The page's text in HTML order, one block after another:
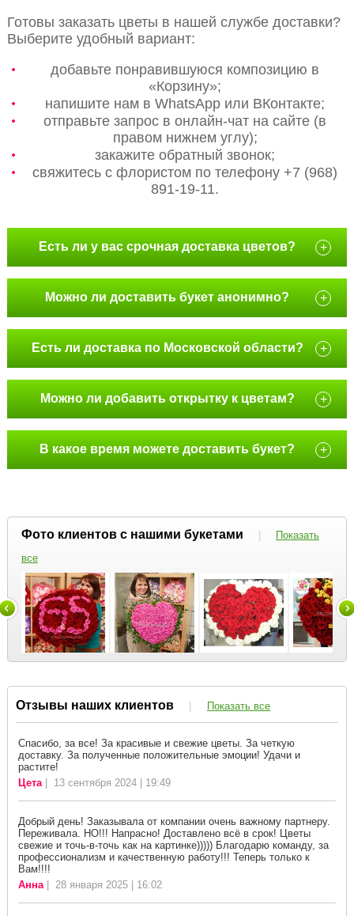
Готовы заказать цветы в нашей службе доставки?
Выберите удобный вариант:
добавьте понравившуюся композицию в
«Корзину»;
напишите нам в WhatsApp или ВКонтакте;
отправьте запрос в онлайн-чат на сайте (в
правом нижнем углу);
закажите обратный звонок;
свяжитесь с флористом по телефону +7 (968)
891-19-11.
Есть ли у вас срочная доставка цветов? +
Можно ли доставить букет анонимно? +
Есть ли доставка по Московской области? +
Можно ли добавить открытку к цветам? +
В какое время можете доставить букет? +
Фото клиентов с нашими букетами |
Показать
все
Отзывы наших клиентов | Показать все
Спасибо, за все! За красивые и свежие цветы. За четкую
доставку. За полученные положительные эмоции! Удачи и
растите!
Цета| 13 сентября 2024 | 19:49
Добрый день! Заказывала от компании очень важному партнеру.
Переживала. НО!!! Напрасно! Доставлено всё в срок! Цветы
свежие и точь-в-точь как на картинке))))) Благодарю команду, за
профессионализм и качественную работу!!! Теперь только к
Вам!!!!
Анна| 28 января 2025 | 16:02